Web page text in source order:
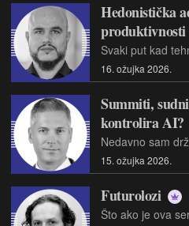
Hedonistička
produktivnosti
16. ožujka 2026.
Summiti,
kontrolira AI?
15. ožujka 2026.
Futurolozi